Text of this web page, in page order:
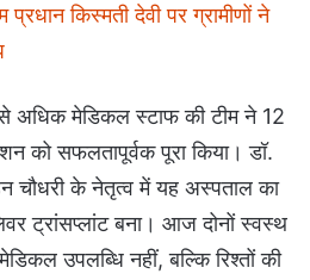
किस्मती देवी पर ग्रामीणों ने
अधिक मेडिकल स्टाफ की टीम ने 12
सफलतापूर्वक पूरा किया। डॉ.
चौधरी के नेतृत्व में यह अस्पताल का
ट्रांसप्लांट बना। आज दोनों स्वस्थ
उपलब्धि नहीं, बल्कि रिश्तों की